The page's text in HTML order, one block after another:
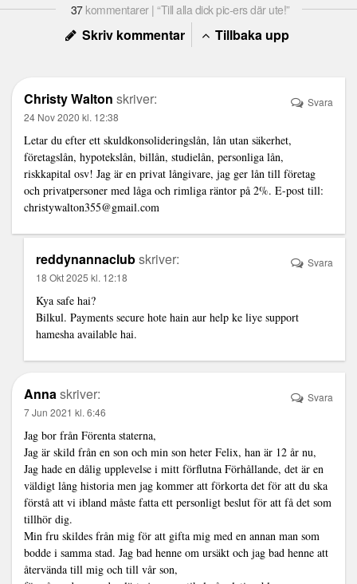
37kommentarer | “Till alla dick pic-ers där ute!”
Skriv kommentar Tillbaka upp
Christy Walton skriver:
24 Nov 2020 kl. 12:38
Letar du efter ett skuldkonsolideringslån, lån utan säkerhet,
företagslån, hypotekslån, billån, studielån, personliga lån,
riskkapital osv! Jag är en privat långivare, jag ger lån till företag
och privatpersoner med låga och rimliga räntor på 2%. E-post till:
christywalton355@gmail.com
Svara
reddynannaclubskriver:
18 Okt 2025 kl. 12:18
Kya safe hai?
Bilkul. Payments secure hote hain aur help ke liye support
hamesha available hai.
Svara
Annaskriver:
7 Jun 2021 kl. 6:46
Jag bor från Förenta staterna,
Jag är skild från en son och min son heter Felix, han är 12 år nu,
Jag hade en dålig upplevelse i mitt förflutna Förhållande, det är en
väldigt lång historia men jag kommer att förkorta det för att du ska
förstå att vi ibland måste fatta ett personligt beslut för att få det som
tillhör dig.
Min fru skildes från mig för att gifta mig med en annan man som
bodde i samma stad. Jag bad henne om ursäkt och jag bad henne att
återvända till mig och till vår son,
Svara